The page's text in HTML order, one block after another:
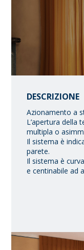
DESCRIZIONE
Azionamento a
L’apertura della
multipla o
Il sistema è
parete.
Il sistema è
e centinabile ad